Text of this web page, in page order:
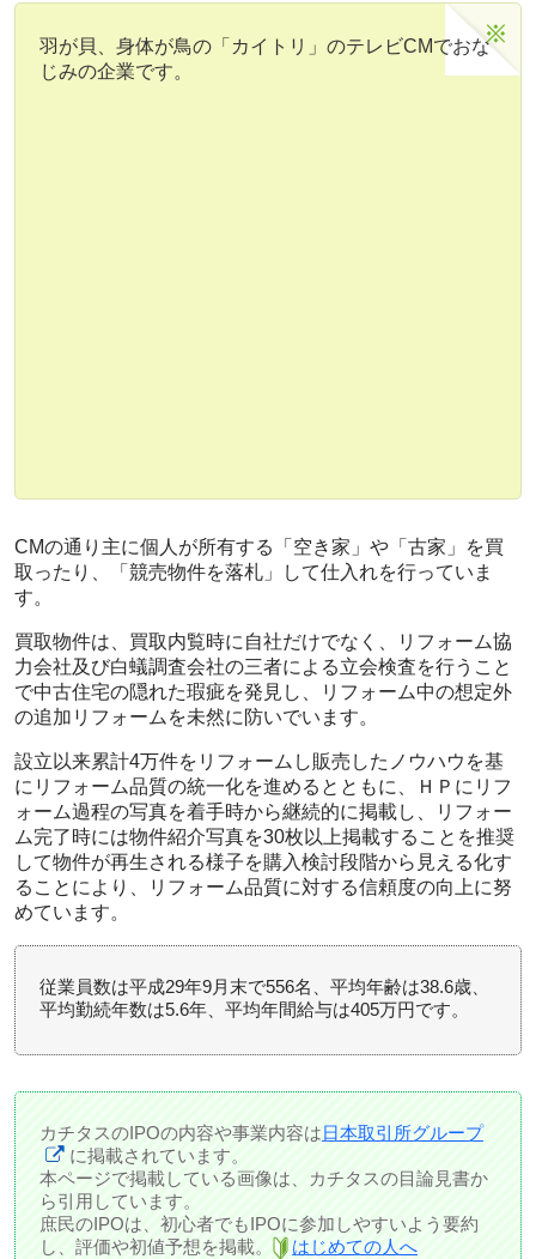
羽が貝、身体が鳥の「カイトリ」のテレビCMでおな
じみの企業です。
CMの通り主に個人が所有する
「空き家」や「古家」を買
取ったり、「競売物件を落札」
して仕入れを行っていま
す。
買取物件は、買取内覧時に自社だけでなく、リフォーム協
力会社及び白蟻調査会社の三者による立会検査を行うこと
で中古住宅の隠れた瑕疵を発見し、リフォーム中の想定外
の追加リフォームを未然に防いでいます。
設立以来累計4万件をリフォームし販売したノウハウを基
にリフォーム品質の統一化を進めるとともに、ＨＰにリフ
ォーム過程の写真を着手時から継続的に掲載し、リフォー
ム完了時には物件紹介写真を30枚以上掲載することを推奨
して物件が再生される様子を購入検討段階から見える化す
ることにより、リフォーム品質に対する信頼度の向上に努
めています。
従業員数は平成29年9月末で556名、平均年齢は38.6歳、
平均勤続年数は5.6年、平均年間給与は405万円です。
カチタスのIPOの内容や事業内容は日本取引所グループ
に掲載されています。
本ページで掲載している画像は、カチタスの目論見書か
ら引用しています。
庶民のIPOは、初心者でもIPOに参加しやすいよう要約
し、評価や初値予想を掲載。
はじめての人へ